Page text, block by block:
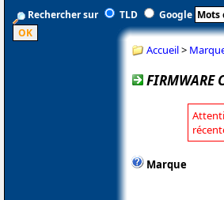
Rechercher sur
TLD Google
Accueil>
FIRMWARE
Marque